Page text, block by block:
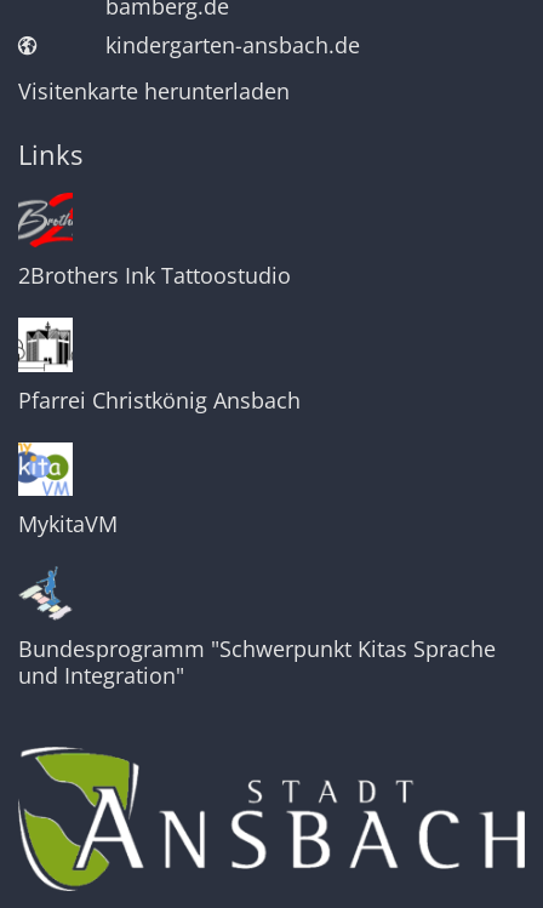
bamberg.de
kindergarten-ansbach.de
Visitenkarte herunterladen
Links
2Brothers Ink Tattoostudio
Pfarrei Christkönig Ansbach
MykitaVM
Bundesprogramm "Schwerpunkt Kitas Sprache
und Integration"